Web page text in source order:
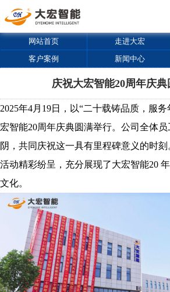
网站首页 走进大宏
客户案例 新闻中心
庆祝大宏智能20周年庆
2025年4月19日，以“二十载铸品质，服
宏智能20周年庆典圆满举行。公司全体
阴，共同庆祝这一具有里程碑意义的时刻
活动精彩纷呈，充分展现了大宏智能20
文化。